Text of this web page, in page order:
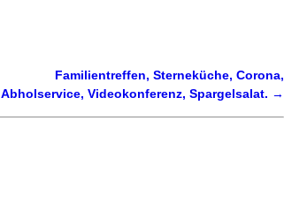
Familientreffen, Sterneküche, Corona,
Abholservice, Videokonferenz, Spargelsalat. →